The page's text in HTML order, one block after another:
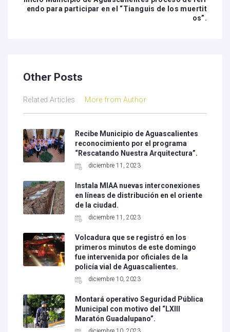
endo para participar en el “Tianguis de los muertit
os”.
Other Posts
Related Articles More from Author
Recibe Municipio de Aguascalientes
reconocimiento por el programa
“Rescatando Nuestra Arquitectura”.
diciembre 11, 2023
Instala MIAA nuevas interconexiones
en líneas de distribución en el oriente
de la ciudad.
diciembre 11, 2023
Volcadura que se registró en los
primeros minutos de este domingo
fue intervenida por oficiales de la
policía vial de Aguascalientes.
diciembre 10, 2023
Montará operativo Seguridad Pública
Municipal con motivo del “LXIII
Maratón Guadalupano”.